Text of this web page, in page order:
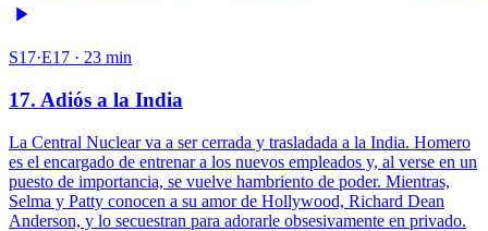
S17·E17 · 23 min
17. Adiós a la India
La Central Nuclear va a ser cerrada y trasladada a la India. Homero
es el encargado de entrenar a los nuevos empleados y, al verse en un
puesto de importancia, se vuelve hambriento de poder. Mientras,
Selma y Patty conocen a su amor de Hollywood, Richard Dean
Anderson, y lo secuestran para adorarle obsesivamente en privado.